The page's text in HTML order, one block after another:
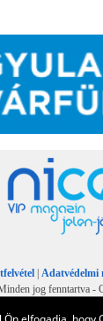
Adatvédelmi
jog fenntartva -